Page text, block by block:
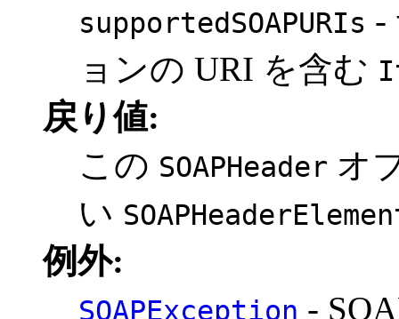
supportedSOAPURIs -
ョンの URI を含む
戻り値:
この SOAPHeader オ
い
例外:
SOAPException -